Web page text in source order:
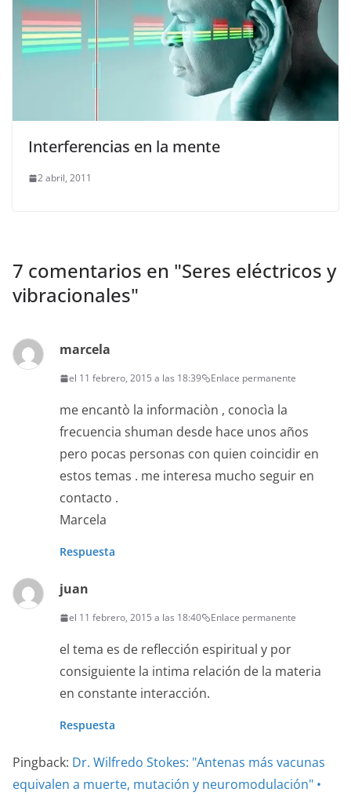
Interferencias en la mente
2 abril, 2011
7 comentarios en "Seres eléctricos y
vibracionales"
marcela
el 11 febrero, 2015 a las 18:39 Enlace permanente
me encantò la informaciòn , conocìa la
frecuencia shuman desde hace unos años
pero pocas personas con quien coincidir en
estos temas . me interesa mucho seguir en
contacto .
Marcela
Respuesta
juan
el 11 febrero, 2015 a las 18:40 Enlace permanente
el tema es de reflección espiritual y por
consiguiente la intima relación de la materia
en constante interacción.
Respuesta
Pingback: Dr. Wilfredo Stokes: "Antenas más vacunas
equivalen a muerte, mutación y neuromodulación" •